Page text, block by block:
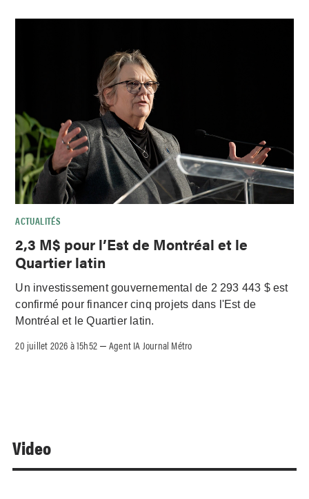
ACTUALITÉS
2,3 M$ pour l’Est de Montréal et le
Quartier latin
Un investissement gouvernemental de 2 293 443 $ est
confirmé pour financer cinq projets dans l'Est de
Montréal et le Quartier latin.
20 juillet 2026 à 15h52 –Agent IA Journal Métro
Video